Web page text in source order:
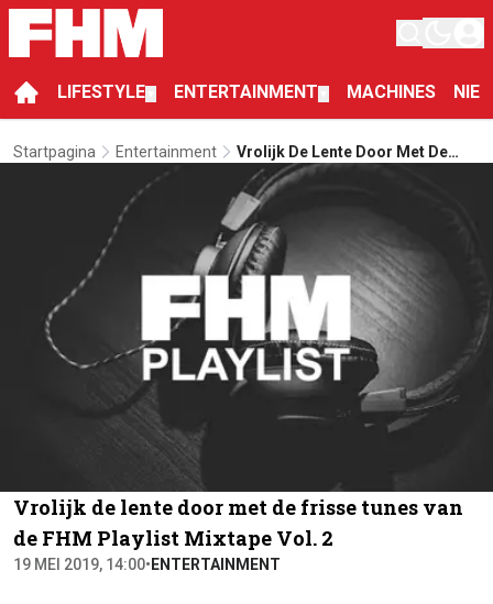
LIFESTYLE ENTERTAINMENT MACHINES
Startpagina Entertainment
Vrolijk De Lente Door Met De
Frisse Tunes Van De FHM
Playlist Mixtape Vol. 2
Vrolijk de lente door met de frisse tunes van
de FHM Playlist Mixtape Vol. 2
19 MEI 2019, 14:00• ENTERTAINMENT